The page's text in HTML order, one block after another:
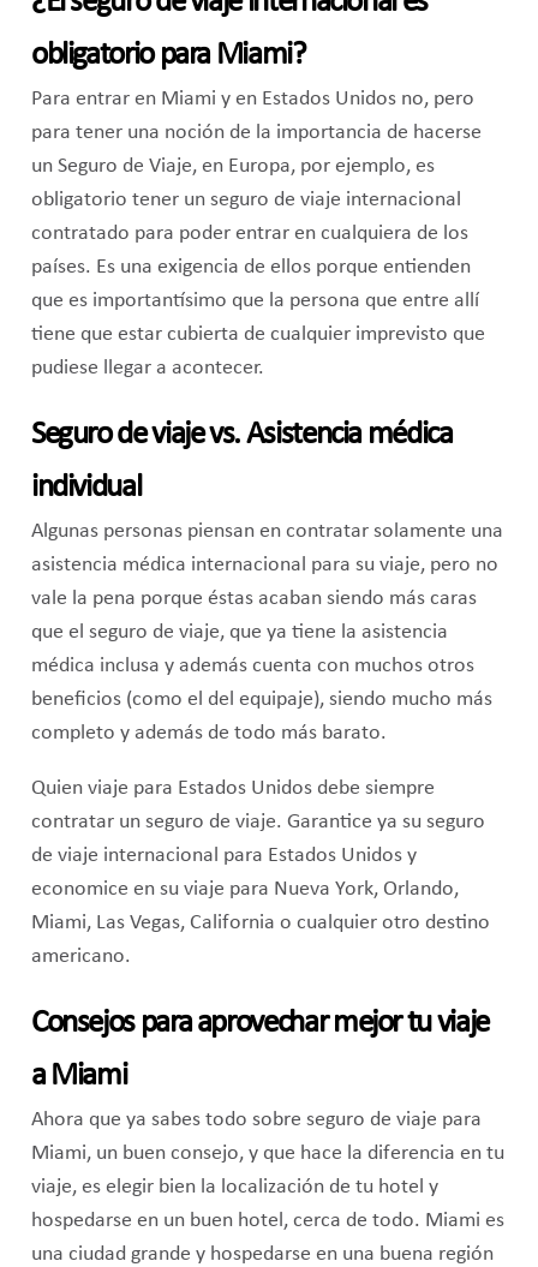
obligatorio para Miami?
Para entrar en Miami y en Estados Unidos no, pero
para tener una noción de la importancia de hacerse
un Seguro de Viaje, en Europa, por ejemplo, es
obligatorio tener un seguro de viaje internacional
contratado para poder entrar en cualquiera de los
países. Es una exigencia de ellos porque entienden
que es importantísimo que la persona que entre allí
tiene que estar cubierta de cualquier imprevisto que
pudiese llegar a acontecer.
Seguro de viaje vs. Asistencia médica
individual
Algunas personas piensan en contratar solamente una
asistencia médica internacional para su viaje, pero no
vale la pena porque éstas acaban siendo más caras
que el seguro de viaje, que ya tiene la asistencia
médica inclusa y además cuenta con muchos otros
beneficios (como el del equipaje), siendo mucho más
completo y además de todo más barato.
Quien viaje para Estados Unidos debe siempre
contratar un seguro de viaje. Garantice ya su seguro
de viaje internacional para Estados Unidos y
economice en su viaje para Nueva York, Orlando,
Miami, Las Vegas, California o cualquier otro destino
americano.
Consejos para aprovechar mejor tu viaje
a Miami
Ahora que ya sabes todo sobre seguro de viaje para
Miami, un buen consejo, y que hace la diferencia en tu
viaje, es elegir bien la localización de tu hotel y
hospedarse en un buen hotel, cerca de todo. Miami es
una ciudad grande y hospedarse en una buena región